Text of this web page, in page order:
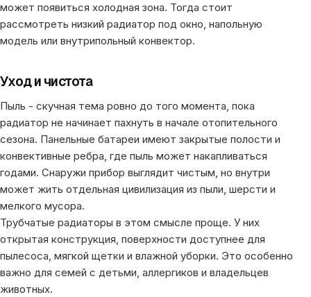
может появиться холодная зона. Тогда стоит
рассмотреть низкий радиатор под окно, напольную
модель или внутрипольный конвектор.
Уход и чистота
Пыль - скучная тема ровно до того момента, пока
радиатор не начинает пахнуть в начале отопительного
сезона. Панельные батареи имеют закрытые полости и
конвективные ребра, где пыль может накапливаться
годами. Снаружи прибор выглядит чистым, но внутри
может жить отдельная цивилизация из пыли, шерсти и
мелкого мусора.
Трубчатые радиаторы в этом смысле проще. У них
открытая конструкция, поверхности доступнее для
пылесоса, мягкой щетки и влажной уборки. Это особенно
важно для семей с детьми, аллергиков и владельцев
животных.